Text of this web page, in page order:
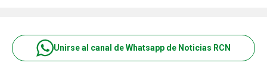
Unirse al canal de Whatsapp de Noticias RCN